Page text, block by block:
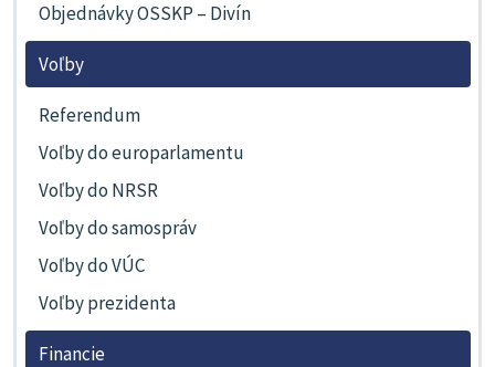
Objednávky OSSKP – Divín
Voľby
Referendum
Voľby do europarlamentu
Voľby do NRSR
Voľby do samospráv
Voľby do VÚC
Voľby prezidenta
Financie